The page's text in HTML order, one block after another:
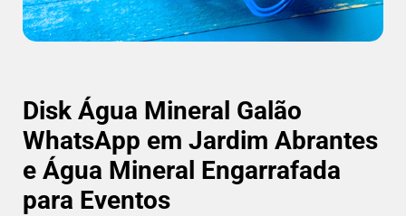
Disk Água Mineral Galão
WhatsApp em Jardim Abrantes
e Água Mineral Engarrafada
para Eventos